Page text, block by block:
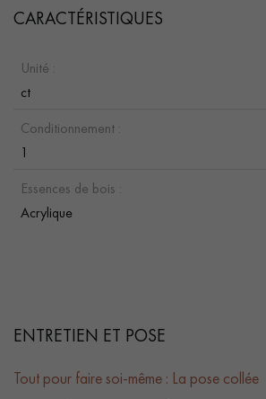
CARACTÉRISTIQUES
Unité :
ct
Conditionnement :
1
Essences de bois :
Acrylique
ENTRETIEN ET POSE
Tout pour faire soi-même : La pose collée